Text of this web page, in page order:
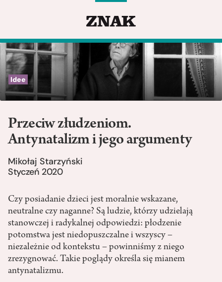
Idee
Przeciw złudzeniom.
Antynatalizm i jego argumenty
Mikołaj Starzyński
Styczeń 2020
Czy posiadanie dzieci jest moralnie wskazane,
neutralne czy naganne? Są ludzie, którzy udzielają
stanowczej i radykalnej odpowiedzi: płodzenie
potomstwa jest niedopuszczalne i wszyscy –
niezależnie od kontekstu – powinniśmy z niego
zrezygnować. Takie poglądy określa się mianem
antynatalizmu.